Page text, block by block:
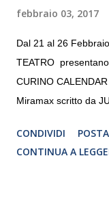
febbraio 03, 2017
Dal 21 al 26
TEATRO
CURINO
Miramax scritto da
CRISTINA PEZZOLI
CONDIVIDI
CONTINUA A